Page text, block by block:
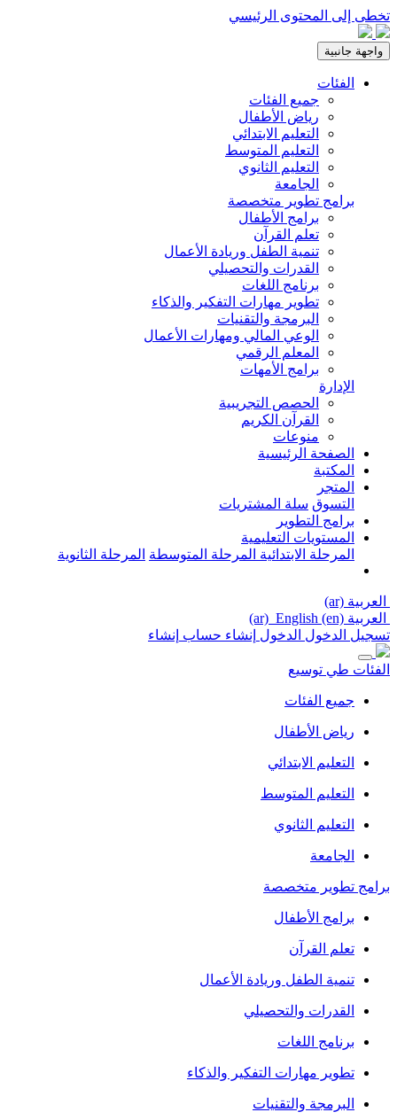
تخطى إلى المحتوى الرئيسي
واجهة جانبية
الفئات
جميع الفئات
رياض الأطفال
التعليم الابتدائي
التعليم المتوسط
التعليم الثانوي
الجامعة
برامج تطوير متخصصة
برامج الأطفال
تعلم القرآن
تنمية الطفل وريادة الأعمال
القدرات والتحصيلي
برنامج اللغات
تطوير مهارات التفكير والذكاء
البرمجة والتقنيات
الوعي المالي ومهارات الأعمال
المعلم الرقمي
برامج الأمهات
الإدارة
الحصص التجريبية
القرآن الكريم
منوعات
الصفحة الرئيسية
المكتبة
المتجر
التسوق سلة المشتريات
برامج التطوير
المستويات التعليمية
المرحلة الابتدائية المرحلة المتوسطة المرحلة الثانوية
العربية ‎(ar)‎
العربية ‎(ar)‎ English ‎(en)‎
تسجيل الدخول الدخول إنشاء حساب إنشاء
الفئات طي توسيع
جميع الفئات
رياض الأطفال
التعليم الابتدائي
التعليم المتوسط
التعليم الثانوي
الجامعة
برامج تطوير متخصصة
برامج الأطفال
تعلم القرآن
تنمية الطفل وريادة الأعمال
القدرات والتحصيلي
برنامج اللغات
تطوير مهارات التفكير والذكاء
البرمجة والتقنيات